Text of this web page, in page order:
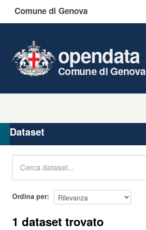
Comune di Genova
opendata
Comune di Genova
Organizzazioni
Gruppi
Dataset
Ordina per
1 dataset trovato